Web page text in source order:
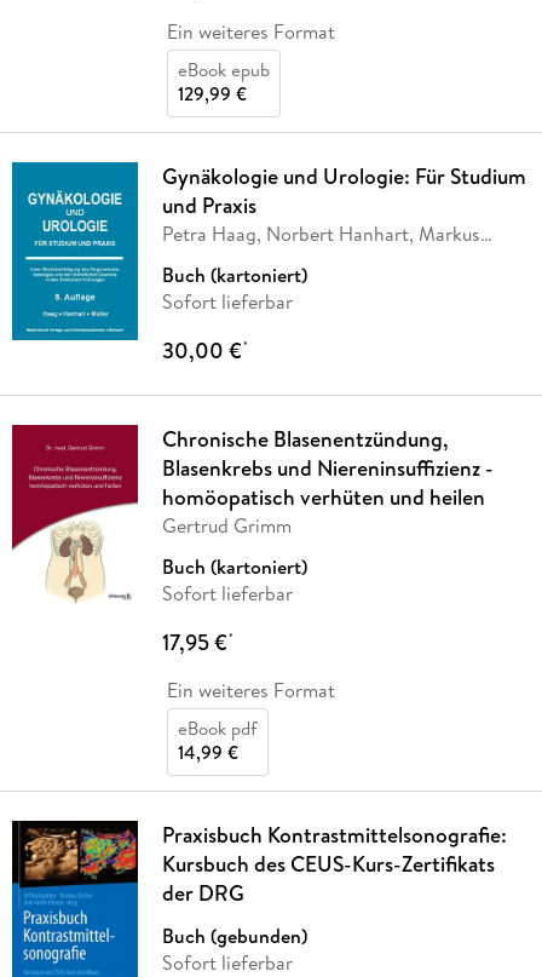
Ein weiteres Format
eBook epub
129,99 €
Gynäkologie und Urologie: Für Studium
und Praxis
Petra Haag, Norbert Hanhart, Markus
Buch (kartoniert)
Sofort lieferbar
30,00 €*
Chronische Blasenentzündung,
Blasenkrebs und Niereninsuffizienz -
homöopatisch verhüten und heilen
Gertrud Grimm
Buch (kartoniert)
Sofort lieferbar
17,95 €*
Ein weiteres Format
eBook pdf
14,99 €
Praxisbuch Kontrastmittelsonografie:
Kursbuch des CEUS-Kurs-Zertifikats
der DRG
Buch (gebunden)
Sofort lieferbar